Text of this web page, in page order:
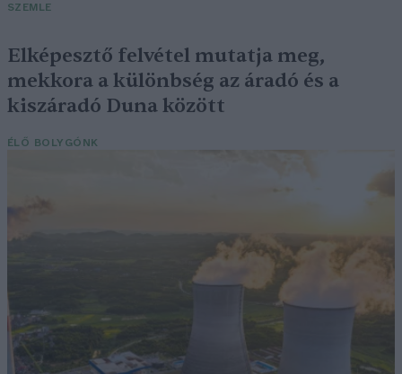
SZEMLE
Elképesztő felvétel mutatja meg,
mekkora a különbség az áradó és a
kiszáradó Duna között
ÉLŐ BOLYGÓNK